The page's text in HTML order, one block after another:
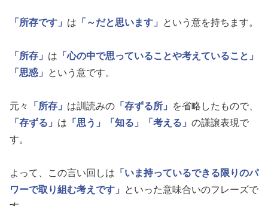
「所存です」 は 「～だと思います」 という意を持ちます。
「所存」 は 「心の中で思っていることや考えていること」
「思惑」
という意です。
元々 「所存」 は訓読みの 「存ずる所」
を省略したもので、
「存ずる」 は 「思う」 「知る」 「考える」 の謙譲表現で
す。
よって、この言い回しは 「いま持っているできる限りのパ
ワーで取り組む考えです」
といった意味合いのフレーズで